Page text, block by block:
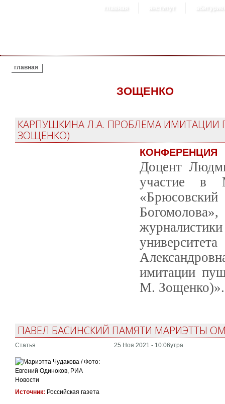
главная институт
ВЫ ЗДЕСЬ
главная
ЗОЩЕНКО
КАРПУШКИНА Л.А. ПРОБЛЕМА ИМИТАЦИИ
ЗОЩЕНКО)
КОНФЕРЕНЦИЯ
Доцент
участие в
имитации
М. Зощенко)».
ПАВЕЛ БАСИНСКИЙ ПАМЯТИ МАРИЭТТЫ
Статья 25 Ноя 2021 - 10:06утра
Источник: Российская газета